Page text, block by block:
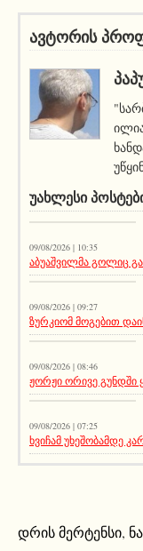
ავტორის
ᲣᲐᲮᲚᲔᲡᲘ
09/08/2026 | 10:35
აბუაშვილმა გოლიც
სიახლეები
09/08/2026 | 09:27
ზურკიომ მოგებით
კატეგორიის გარეშე
09/08/2026 | 08:46
ჟორჟი ორივე გუნდში
მთავარი ამბავი
09/08/2026 | 07:25
ხვიჩამ უხეშობამდე
დრის მერტენსი,